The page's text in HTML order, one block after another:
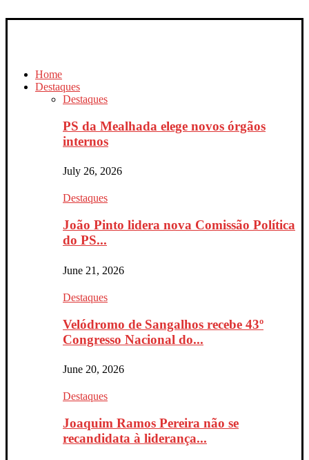
Home
Destaques
Destaques
PS da Mealhada elege novos órgãos
internos
July 26, 2026
Destaques
João Pinto lidera nova Comissão Política
do PS...
June 21, 2026
Destaques
Velódromo de Sangalhos recebe 43º
Congresso Nacional do...
June 20, 2026
Destaques
Joaquim Ramos Pereira não se
recandidata à liderança...